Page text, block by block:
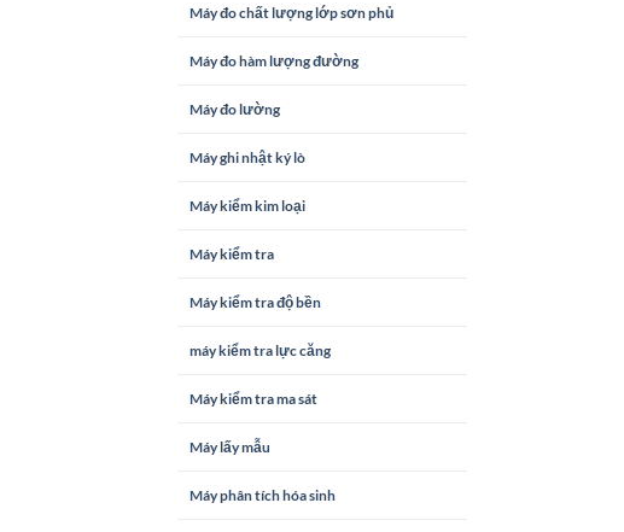
Máy đo chất lượng lớp sơn phủ
Máy đo hàm lượng đường
Máy đo lường
Máy ghi nhật ký lò
Máy kiểm kim loại
Máy kiểm tra
Máy kiểm tra độ bền
máy kiểm tra lực căng
Máy kiểm tra ma sát
Máy lấy mẫu
Máy phân tích hóa sinh